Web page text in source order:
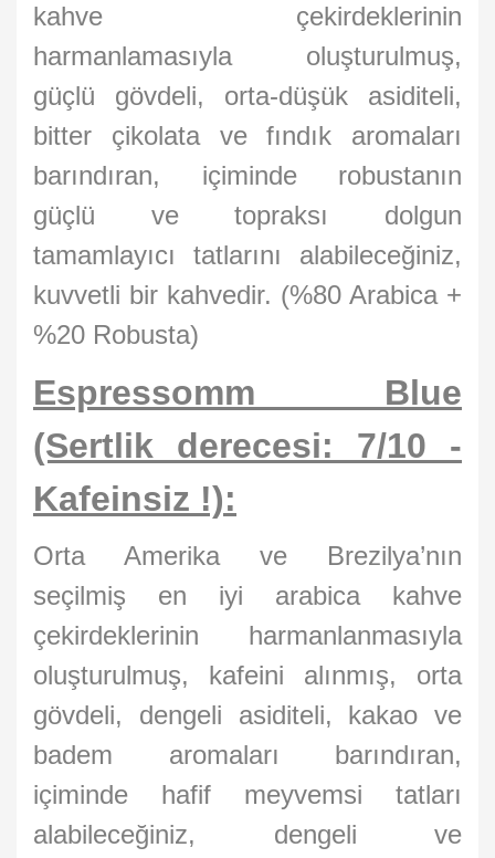
kahve çekirdeklerinin
harmanlamasıyla oluşturulmuş,
güçlü gövdeli, orta-düşük asiditeli,
bitter çikolata ve fındık aromaları
barındıran, içiminde robustanın
güçlü ve topraksı dolgun
tamamlayıcı tatlarını alabileceğiniz,
kuvvetli bir kahvedir. (%80 Arabica +
%20 Robusta)
Espressomm Blue
(Sertlik derecesi: 7/10 -
Kafeinsiz !):
Orta Amerika ve Brezilya’nın
seçilmiş en iyi arabica kahve
çekirdeklerinin harmanlanmasıyla
oluşturulmuş, kafeini alınmış, orta
gövdeli, dengeli asiditeli, kakao ve
badem aromaları barındıran,
içiminde hafif meyvemsi tatları
alabileceğiniz, dengeli ve